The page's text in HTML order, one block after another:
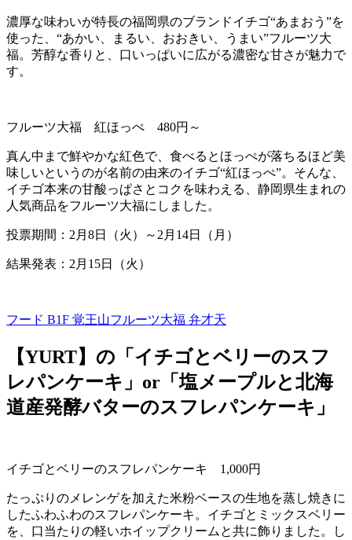
濃厚な味わいが特長の福岡県のブランドイチゴ“あまおう”を
使った、“あかい、まるい、おおきい、うまい”フルーツ大
福。芳醇な香りと、口いっぱいに広がる濃密な甘さが魅力で
す。
フルーツ大福 紅ほっぺ 480円～
真ん中まで鮮やかな紅色で、食べるとほっぺが落ちるほど美
味しいというのが名前の由来のイチゴ“紅ほっぺ”。そんな、
イチゴ本来の甘酸っぱさとコクを味わえる、静岡県生まれの
人気商品をフルーツ大福にしました。
投票期間： 2 月 8日（火）～ 2 月 14日（月）
結果発表：2月15日（火）
フード B1F 覚王山フルーツ大福 弁才天
【YURT】の「イチゴとベリーのスフ
レパンケーキ」or「塩メープルと北海
道産発酵バターのスフレパンケーキ」
イチゴとベリーのスフレパンケーキ 1,000円
たっぷりのメレンゲを加えた米粉ベースの生地を蒸し焼きに
したふわふわのスフレパンケーキ。イチゴとミックスベリー
を、口当たりの軽いホイップクリームと共に飾りました。し